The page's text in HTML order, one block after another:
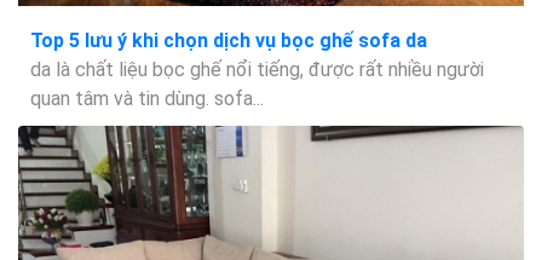
Top 5 lưu ý khi chọn dịch vụ bọc ghế sofa da
da là chất liệu bọc ghế nổi tiếng, được rất nhiều người
quan tâm và tin dùng. sofa...